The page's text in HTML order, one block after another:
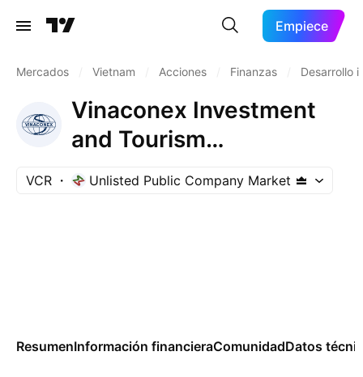
Empiece
Mercados Vietnam Acciones Finanzas Desarrollo
Vinaconex Investment
and Tourism
Development Joint Stock
VCR Unlisted Public Company Market
ResumenInformación financieraComunidadDatos